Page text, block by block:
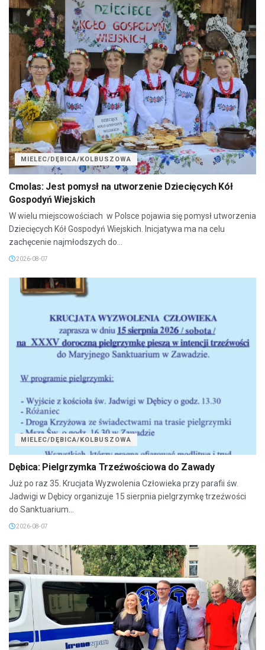
MIELEC/DĘBICA/KOLBUSZOWA
Cmolas: Jest pomysł na utworzenie Dziecięcych Kół
Gospodyń Wiejskich
W wielu miejscowościach w Polsce pojawia się pomysł utworzenia
Dziecięcych Kół Gospodyń Wiejskich. Inicjatywa ma na celu
zachęcenie najmłodszych do...
2026-08-07
MIELEC/DĘBICA/KOLBUSZOWA
Dębica: Pielgrzymka Trzeźwościowa do Zawady
Już po raz 35. Krucjata Wyzwolenia Człowieka przy parafii św.
Jadwigi w Dębicy organizuje 15 sierpnia pielgrzymkę trzeźwości
do Sanktuarium...
2026-08-07